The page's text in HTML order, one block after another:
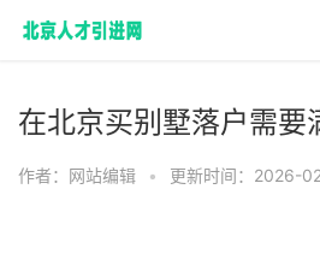
在北京买别墅落户需要
作者：网站编辑 • 更新时间：2026-